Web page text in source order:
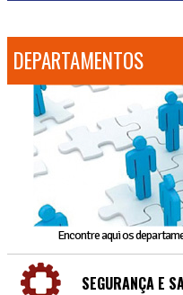
DEPARTAMENTOS
Encontre aqui os
SEGURANÇA E